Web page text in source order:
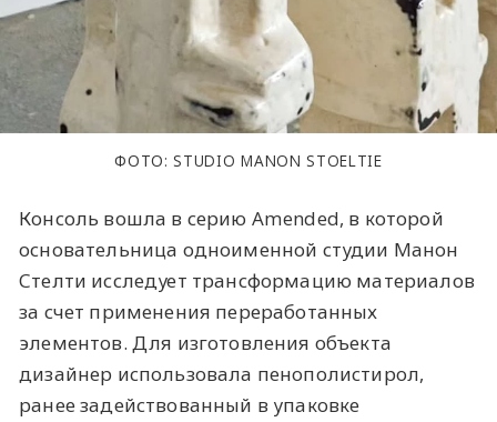
ФОТО: STUDIO MANON STOELTIE
Консоль вошла в серию Amended, в которой
основательница одноименной студии Манон
Стелти исследует трансформацию материалов
за счет применения переработанных
элементов. Для изготовления объекта
дизайнер использовала пенополистирол,
ранее задействованный в упаковке